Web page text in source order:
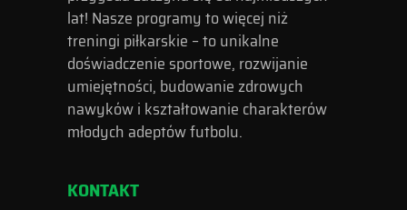
lat! Nasze programy to więcej niż
treningi piłkarskie – to unikalne
doświadczenie sportowe, rozwijanie
umiejętności, budowanie zdrowych
nawyków i kształtowanie charakterów
młodych adeptów futbolu.
KONTAKT